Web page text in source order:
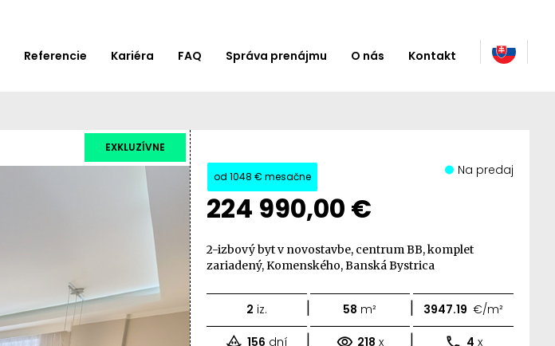
Referencie Kariéra FAQ Správa prenájmu O nás Kontakt
EXKLUZÍVNE
od 1048 € mesačne
224 990,00 €
Na predaj
2-izbový byt v novostavbe, centrum BB, komplet
zariadený, Komenského, Banská Bystrica
2 iz. | 58 m² | 3947.19 €/m²
156 dní | 218 x | 4 x